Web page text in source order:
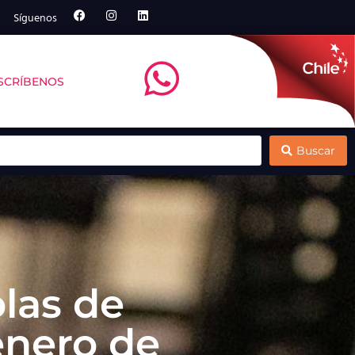
Síguenos
Se inicia programa para potenciar la
Buscar
de
de